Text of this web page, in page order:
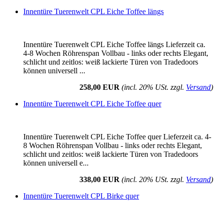
Innentüre Tuerenwelt CPL Eiche Toffee längs
Innentüre Tuerenwelt CPL Eiche Toffee längs Lieferzeit ca.
4-8 Wochen Röhrenspan Vollbau - links oder rechts Elegant,
schlicht und zeitlos: weiß lackierte Türen von Tradedoors
können universell ...
258,00 EUR (incl. 20% USt. zzgl. Versand)
Innentüre Tuerenwelt CPL Eiche Toffee quer
Innentüre Tuerenwelt CPL Eiche Toffee quer Lieferzeit ca. 4-
8 Wochen Röhrenspan Vollbau - links oder rechts Elegant,
schlicht und zeitlos: weiß lackierte Türen von Tradedoors
können universell e...
338,00 EUR (incl. 20% USt. zzgl. Versand)
Innentüre Tuerenwelt CPL Birke quer